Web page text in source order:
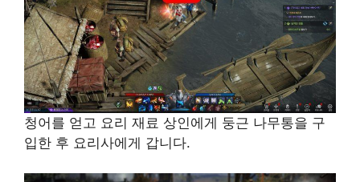
청어를 얻고 요리 재료 상인에게 둥근 나무통을 구
입한 후 요리사에게 갑니다.